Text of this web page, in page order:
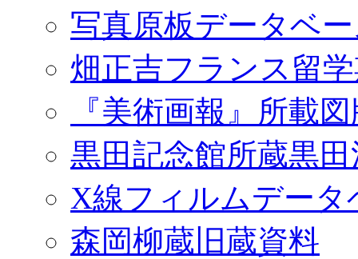
写真原板データベ
畑正吉フランス留
『美術画報』所載
黒田記念館所蔵黒
X線フィルムデータ
森岡柳蔵旧蔵資料